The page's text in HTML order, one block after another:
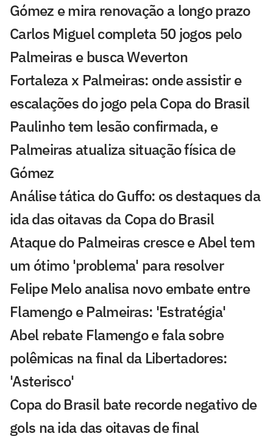
Gómez e mira renovação a longo prazo
Carlos Miguel completa 50 jogos pelo
Palmeiras e busca Weverton
Fortaleza x Palmeiras: onde assistir e
escalações do jogo pela Copa do Brasil
Paulinho tem lesão confirmada, e
Palmeiras atualiza situação física de
Gómez
Análise tática do Guffo: os destaques da
ida das oitavas da Copa do Brasil
Ataque do Palmeiras cresce e Abel tem
um ótimo 'problema' para resolver
Felipe Melo analisa novo embate entre
Flamengo e Palmeiras: 'Estratégia'
Abel rebate Flamengo e fala sobre
polêmicas na final da Libertadores:
'Asterisco'
Copa do Brasil bate recorde negativo de
gols na ida das oitavas de final